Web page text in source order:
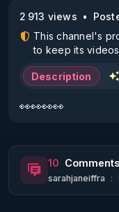
2 913 views
This channel's
to keep its
Description
👀👀👀👀
10 Comments
sarahjaneiffra :